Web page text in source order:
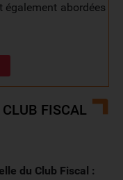
abordées
FISCAL
du Club Fiscal :